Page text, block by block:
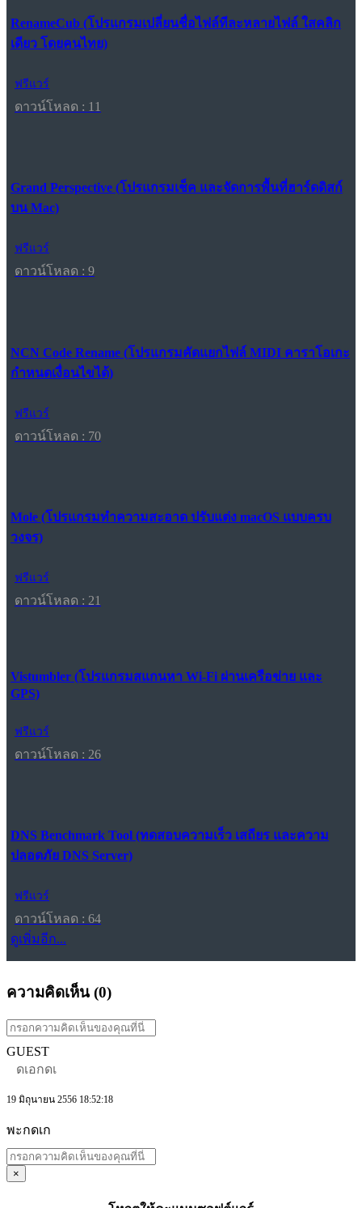
RenameCub (โปรแกรมเปลี่ยนชื่อไฟล์ทีละหลายไฟล์ ใสคลิก
เดียว โดยคนไทย)
ฟรีแวร์
ดาวน์โหลด : 11
Grand Perspective (โปรแกรมเช็ค และจัดการพื้นที่ฮาร์ดดิสก์
บน Mac)
ฟรีแวร์
ดาวน์โหลด : 9
NCN Code Rename (โปรแกรมคัดแยกไฟล์ MIDI คาราโอเกะ
กำหนดเงื่อนไขได้)
ฟรีแวร์
ดาวน์โหลด : 70
Mole (โปรแกรมทำความสะอาด ปรับแต่ง macOS แบบครบ
วงจร)
ฟรีแวร์
ดาวน์โหลด : 21
Vistumbler (โปรแกรมสแกนหา Wi-Fi ผ่านเครือข่าย และ
GPS)
ฟรีแวร์
ดาวน์โหลด : 26
DNS Benchmark Tool (ทดสอบความเร็ว เสถียร และความ
ปลอดภัย DNS Server)
ฟรีแวร์
ดาวน์โหลด : 64
ดูเพิ่มอีก...
ความคิดเห็น (0)
GUEST
ดเอกดเ
19 มิถุนายน 2556 18:52:18
พะกดเก
×